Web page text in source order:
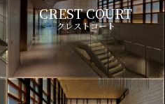
CREST COURT
クレストコート